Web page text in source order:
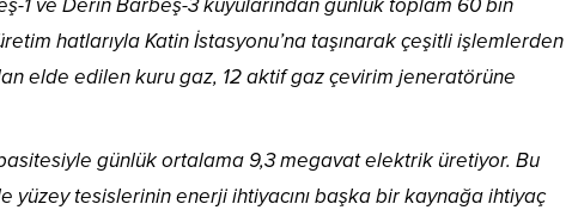
1 ve Derin Barbeş-3 kuyularından günlük toplam 60 bin
hatlarıyla Katin İstasyonu’na taşınarak çeşitli işlemlerden
elde edilen kuru gaz, 12 aktif gaz çevirim jeneratörüne
günlük ortalama 9,3 megavat elektrik üretiyor. Bu
yüzey tesislerinin enerji ihtiyacını başka bir kaynağa ihtiyaç